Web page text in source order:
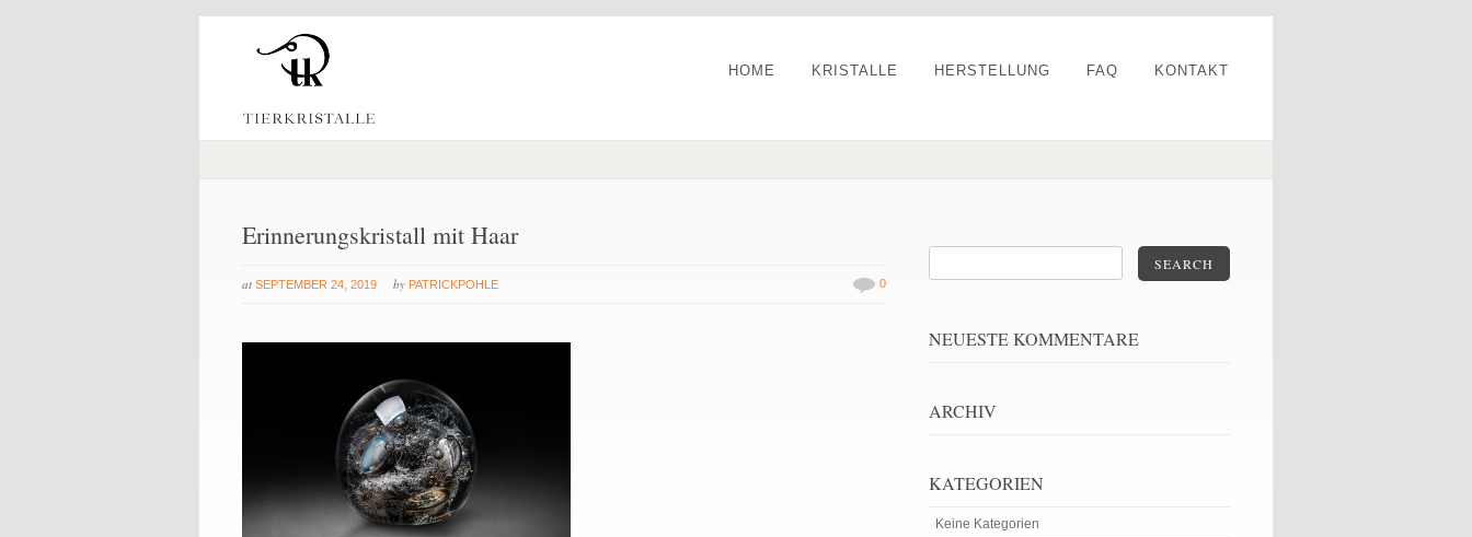
HOME KRISTALLE HERSTELLUNG FAQ KONTAKT
Erinnerungskristall mit Haar
at SEPTEMBER 24, 2019 by PATRICKPOHLE 0
SEARCH
NEUESTE KOMMENTARE
ARCHIV
KATEGORIEN
Keine Kategorien